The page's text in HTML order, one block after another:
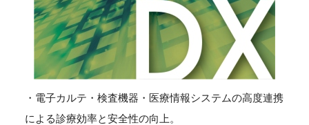
・電子カルテ・検査機器・医療情報システムの高度連携
による診療効率と安全性の向上。